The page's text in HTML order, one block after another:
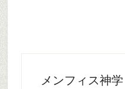
メンフィス神学